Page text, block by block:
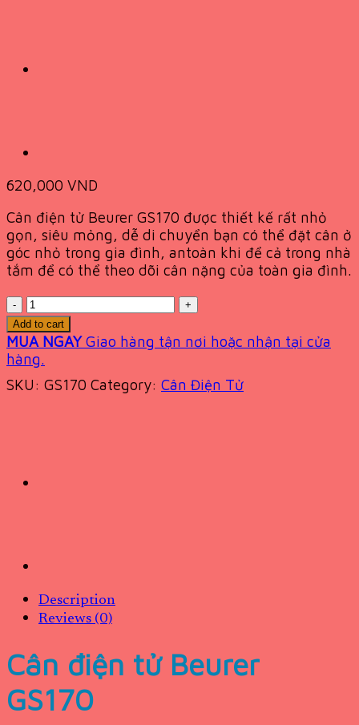
620,000 VND
Cân điện tử Beurer GS170 được thiết kế rất nhỏ
gọn, siêu mỏng, dễ di chuyển bạn có thể đặt cân ở
góc nhỏ trong gia đình, antoàn khi để cả trong nhà
tắm để có thể theo dõi cân nặng của toàn gia đình.
Quantity
Add to cart
MUA NGAY Giao hàng tận nơi hoặc nhận tại cửa
hàng.
SKU: GS170 Category: Cân Điện Tử
Description
Reviews (0)
Cân điện tử Beurer
GS170